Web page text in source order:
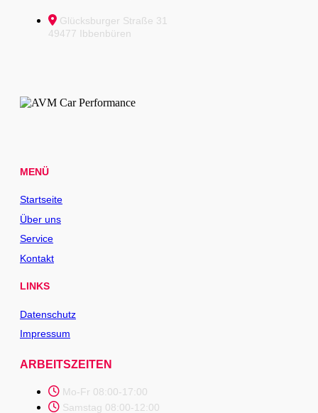
Glücksburger Straße 31
49477 Ibbenbüren
MENÜ
Startseite
Über uns
Service
Kontakt
LINKS
Datenschutz
Impressum
ARBEITSZEITEN
Mo-Fr 08:00-17:00
Samstag 08:00-12:00